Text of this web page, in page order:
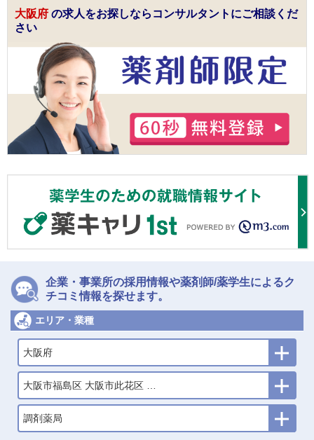
大阪府 の求人をお探しならコンサルタントにご相談くだ
さい
企業・事業所の採用情報や薬剤師/薬学生によるク
チコミ情報を探せます。
エリア・業種
大阪府
大阪市福島区 大阪市此花区 大阪市西区 大阪市港区 大阪市大正
調剤薬局